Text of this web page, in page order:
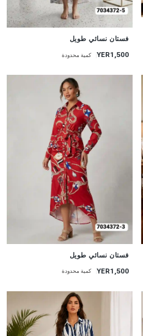
جديد
فستان نسائي طويل
YER1,500 كمية محدودة
فستان نسائي طويل
YER1,500 كمية محدودة